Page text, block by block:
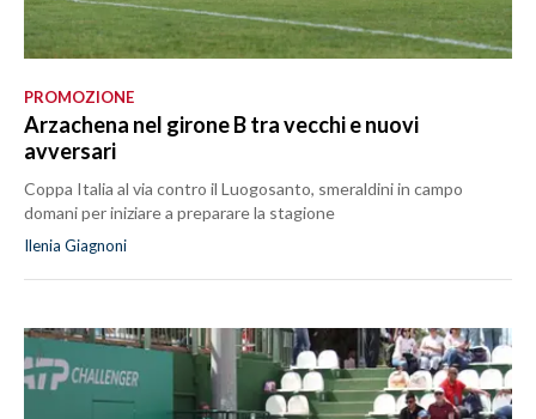
PROMOZIONE
Arzachena nel girone B tra vecchi e nuovi
avversari
Coppa Italia al via contro il Luogosanto, smeraldini in campo
domani per iniziare a preparare la stagione
Ilenia Giagnoni